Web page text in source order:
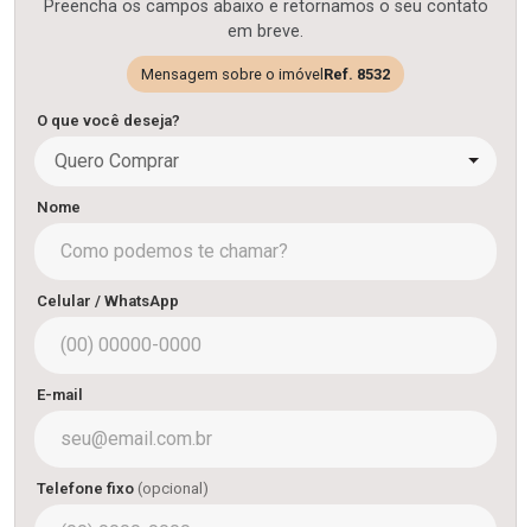
Preencha os campos abaixo e retornamos o seu contato
em breve.
Mensagem sobre o imóvel Ref. 8532
O que você deseja?
Quero Comprar
Nome
Celular / WhatsApp
E-mail
Telefone fixo (opcional)